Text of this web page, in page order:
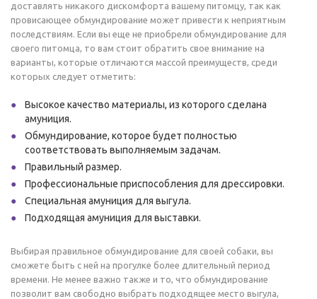
доставлять никакого дискомфорта вашему питомцу, так как
провисающее обмундирование может привести к неприятным
последствиям. Если вы еще не приобрели обмундирование для
своего питомца, то вам стоит обратить свое внимание на
варианты, которые отличаются массой преимуществ, среди
которых следует отметить:
Высокое качество материалы, из которого сделана
амуниция.
Обмундирование, которое будет полностью
соответствовать выполняемым задачам.
Правильный размер.
Профессиональные приспособления для дрессировки.
Специальная амуниция для выгула.
Подходящая амуниция для выставки.
Выбирая правильное обмундирование для своей собаки, вы
сможете быть с ней на прогулке более длительный период
времени. Не менее важно также и то, что обмундирование
позволит вам свободно выбрать подходящее место выгула,